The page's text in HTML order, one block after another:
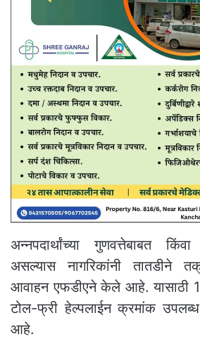
अन्नपदार्थांच्या गुणवत्तेबाबत
असल्यास नागरिकांनी तातडीने
आवाहन एफडीएने केले आहे. यासाठी
टोल-फ्री हेल्पलाईन क्रमांक
आहे.